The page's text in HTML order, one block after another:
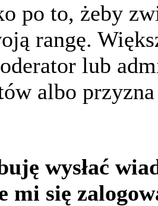
po to, żeby
rangę.
lub
albo
wysłać
mi się